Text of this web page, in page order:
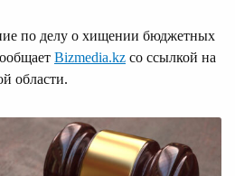
по делу о хищении бюджетных
Bizmedia.kz со ссылкой на
области.